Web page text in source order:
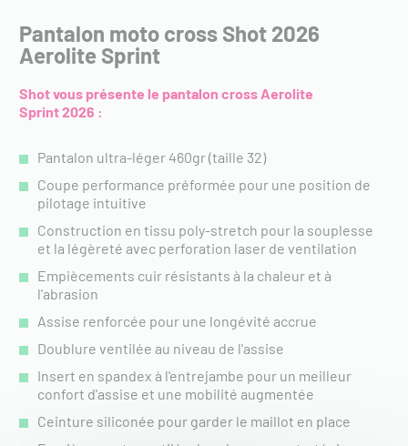
Pantalon moto cross Shot 2026
Aerolite Sprint
Shot vous présente le pantalon cross Aerolite
Sprint2026 :
Pantalon ultra-léger 460gr (taille 32)
Coupe performance préformée pour une position de
pilotage intuitive
Construction en tissu poly-stretch pour la souplesse
et la légèreté avec perforation laser de ventilation
Empiècements cuir résistants à la chaleur et à
l'abrasion
Assise renforcée pour une longévité accrue
Doublure ventilée au niveau de l'assise
Insert en spandex à l'entrejambe pour un meilleur
confort d'assise et une mobilité augmentée
Ceinture siliconée pour garder le maillot en place